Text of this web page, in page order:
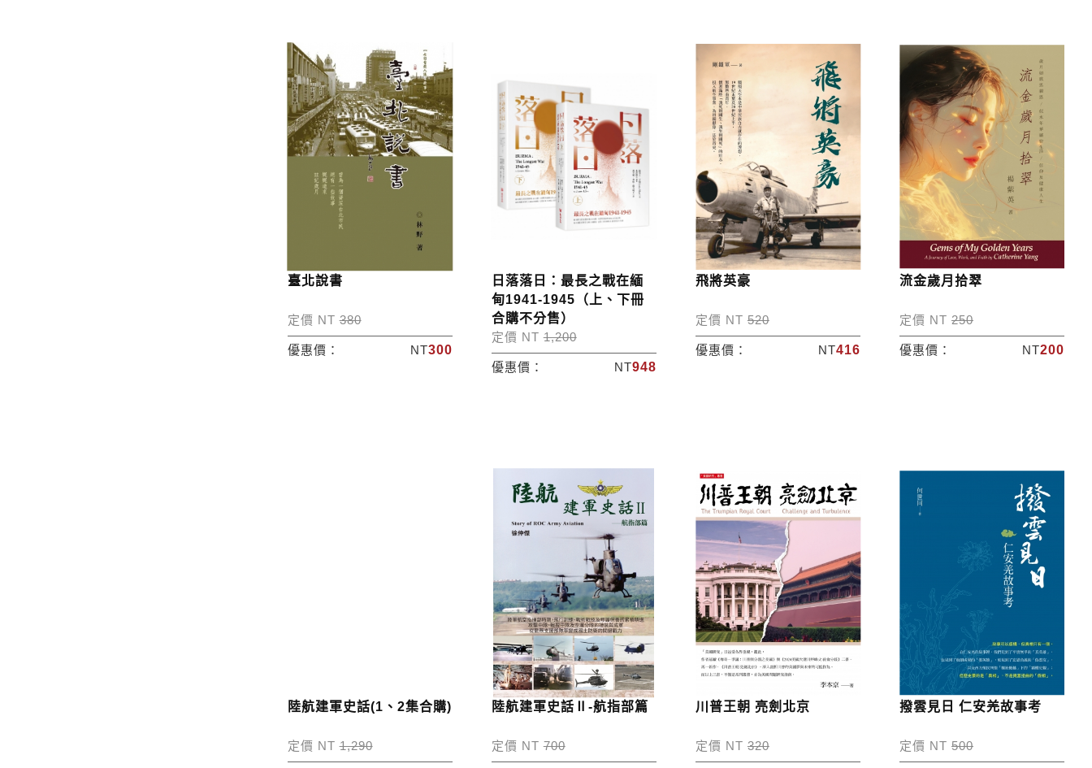
臺北說書
定價 NT380
優惠價： NT300
日落落日：最長之戰在緬
甸1941-1945（上、下冊
合購不分售）
定價 NT1,200
優惠價： NT948
飛將英豪
定價 NT 520
優惠價： NT416
流金歲月拾翠
定價 NT250
優惠價： NT200
陸航建軍史話(1、2集合購)
定價 NT1,290
陸航建軍史話Ⅱ-航指部篇
定價 NT700
川普王朝 亮劍北京
定價 NT 320
撥雲見日 仁安羌故事考
定價 NT500